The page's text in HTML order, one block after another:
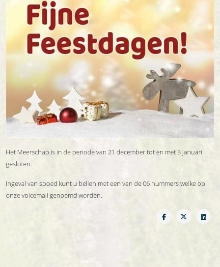
Het Meerschap is in de periode van 21 december tot en met 3 januari
gesloten.
Ingeval van spoed kunt u bellen met een van de 06 nummers welke op
onze voicemail genoemd worden.